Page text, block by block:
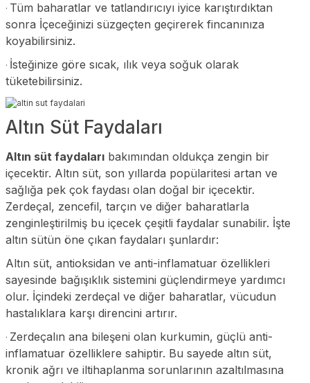
· Tüm baharatlar ve tatlandırıcıyı iyice karıştırdıktan
sonra İçeceğinizi süzgeçten geçirerek fincanınıza
koyabilirsiniz.
· İsteğinize göre sıcak, ılık veya soğuk olarak
tüketebilirsiniz.
Altın Süt Faydaları
Altın süt faydalarıbakımından oldukça zengin bir
içecektir. Altın süt, son yıllarda popülaritesi artan ve
sağlığa pek çok faydası olan doğal bir içecektir.
Zerdeçal, zencefil, tarçın ve diğer baharatlarla
zenginleştirilmiş bu içecek çeşitli faydalar sunabilir. İşte
altın sütün öne çıkan faydaları şunlardır:
Altın süt, antioksidan ve anti-inflamatuar özellikleri
sayesinde bağışıklık sistemini güçlendirmeye yardımcı
olur. İçindeki zerdeçal ve diğer baharatlar, vücudun
hastalıklara karşı direncini artırır.
· Zerdeçalın ana bileşeni olan kurkumin, güçlü anti-
inflamatuar özelliklere sahiptir. Bu sayede altın süt,
kronik ağrı ve iltihaplanma sorunlarının azaltılmasına